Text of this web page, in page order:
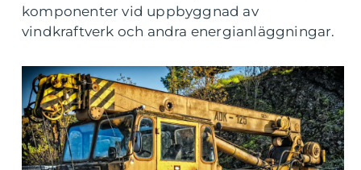
komponenter vid uppbyggnad av
vindkraftverk och andra energianläggningar.